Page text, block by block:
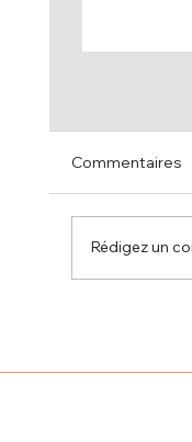
Commentaires
Rédigez un